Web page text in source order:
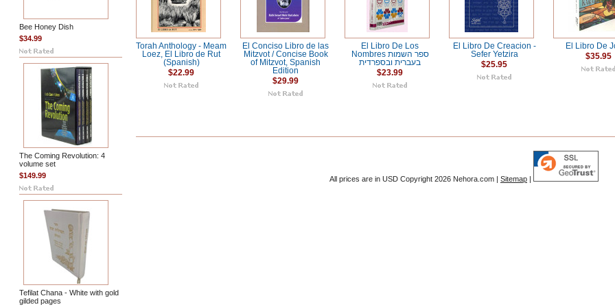
Bee Honey Dish
$34.99
The Coming Revolution: 4
volume set
$149.99
Tefilat Chana - White with gold
gilded pages
Torah Anthology - Meam
Loez, El Libro de Rut
(Spanish)
$22.99
El Conciso Libro de las
Mitzvot / Concise Book
of Mitzvot, Spanish
Edition
$29.99
El Libro De Los
Nombres ספר השמות
בעברית ובספרדית
$23.99
El Libro De Creacion -
Sefer Yetzira
$25.95
El Libro De
$35.95
All prices are in USD Copyright 2026 Nehora.com | Sitemap |